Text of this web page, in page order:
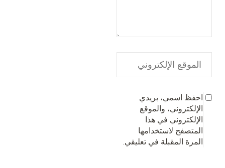
احفظ اسمي، بريدي
الإلكتروني، والموقع
الإلكتروني في هذا
المتصفح لاستخدامها
المرة المقبلة في تعليقي.